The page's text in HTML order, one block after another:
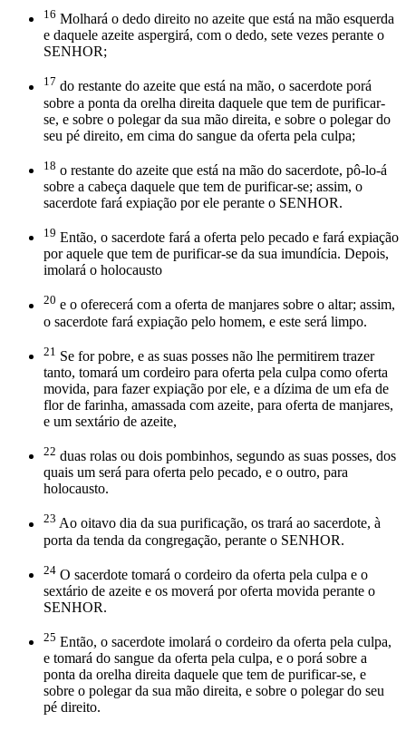
16 Molhará o dedo direito no azeite que está na mão esquerda
e daquele azeite aspergirá, com o dedo, sete vezes perante o
SENHOR;
17 do restante do azeite que está na mão, o sacerdote porá
sobre a ponta da orelha direita daquele que tem de purificar-
se, e sobre o polegar da sua mão direita, e sobre o polegar do
seu pé direito, em cima do sangue da oferta pela culpa;
18 o restante do azeite que está na mão do sacerdote, pô-lo-á
sobre a cabeça daquele que tem de purificar-se; assim, o
sacerdote fará expiação por ele perante o SENHOR.
19 Então, o sacerdote fará a oferta pelo pecado e fará expiação
por aquele que tem de purificar-se da sua imundícia. Depois,
imolará o holocausto
20 e o oferecerá com a oferta de manjares sobre o altar; assim,
o sacerdote fará expiação pelo homem, e este será limpo.
21 Se for pobre, e as suas posses não lhe permitirem trazer
tanto, tomará um cordeiro para oferta pela culpa como oferta
movida, para fazer expiação por ele, e a dízima de um efa de
flor de farinha, amassada com azeite, para oferta de manjares,
e um sextário de azeite,
22 duas rolas ou dois pombinhos, segundo as suas posses, dos
quais um será para oferta pelo pecado, e o outro, para
holocausto.
23 Ao oitavo dia da sua purificação, os trará ao sacerdote, à
porta da tenda da congregação, perante o SENHOR.
24 O sacerdote tomará o cordeiro da oferta pela culpa e o
sextário de azeite e os moverá por oferta movida perante o
SENHOR.
25 Então, o sacerdote imolará o cordeiro da oferta pela culpa,
e tomará do sangue da oferta pela culpa, e o porá sobre a
ponta da orelha direita daquele que tem de purificar-se, e
sobre o polegar da sua mão direita, e sobre o polegar do seu
pé direito.